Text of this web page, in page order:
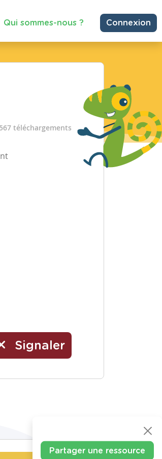
Qui sommes-nous ? Connexion
téléchargements
Signaler
Partager une ressource